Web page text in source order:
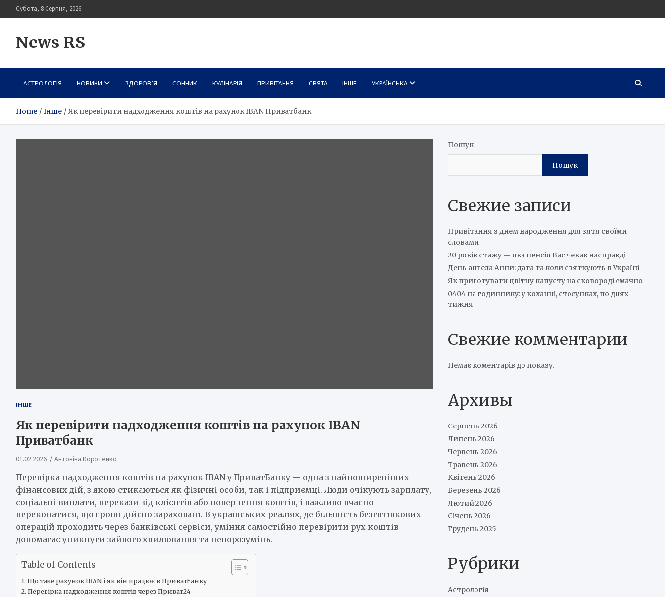
to
Субота, 8 Серпня, 2026
News RS
АСТРОЛОГІЯ НОВИНИ ЗДОРОВ’Я СОННИК КУЛІНАРІЯ ПРИВІТАННЯ СВЯТА ІНШЕ УКРАЇНСЬКА
Home Інше Як перевірити надходження коштів на рахунок IBAN Приватбанк
ІНШЕ
Як перевірити надходження коштів на рахунок IBAN
Приватбанк
01.02.2026 Антоніна Коротенко
Перевірка надходження коштів на рахунок IBAN у ПриватБанку — одна з найпоширеніших
фінансових дій, з якою стикаються як фізичні особи, так і підприємці. Люди очікують зарплату,
соціальні виплати, перекази від клієнтів або повернення коштів, і важливо вчасно
переконатися, що гроші дійсно зараховані. В українських реаліях, де більшість безготівкових
операцій проходить через банківські сервіси, уміння самостійно перевірити рух коштів
допомагає уникнути зайвого хвилювання та непорозумінь.
Table of Contents
Що таке рахунок IBAN і як він працює в ПриватБанку
Перевірка надходження коштів через Приват24
Пошук
Пошук
Свежие записи
Привітання з днем народження для зятя своїми
словами
20 років стажу — яка пенсія Вас чекає насправді
День ангела Анни: дата та коли святкують в Україні
Як приготувати цвітну капусту на сковороді смачно
0404 на годиннику: у коханні, стосунках, по днях
тижня
Свежие комментарии
Немає коментарів до показу.
Архивы
Серпень 2026
Липень 2026
Червень 2026
Травень 2026
Квітень 2026
Березень 2026
Лютий 2026
Січень 2026
Грудень 2025
Рубрики
Астрологія